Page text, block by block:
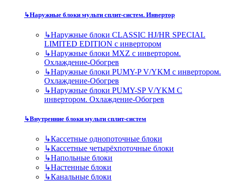
↳Наружные блоки мульти сплит-систем. Инвертор
↳Наружные блоки CLASSIC HJ/HR SPECIAL
LIMITED EDITION с инвертором
↳Наружные блоки MXZ с инвертором.
Охлаждение-Обогрев
↳Наружные блоки PUMY-P V/YKM с инвертором.
Охлаждение-Обогрев
↳Наружные блоки PUMY-SP V/YKM С
инвертором. Охлаждение-Обогрев
↳Внутренние блоки мульти сплит-систем
↳Кассетные однопоточные блоки
↳Кассетные четырёхпоточные блоки
↳Напольные блоки
↳Настенные блоки
↳Канальные блоки